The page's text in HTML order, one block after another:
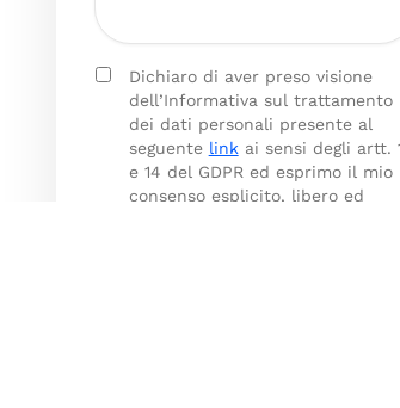
Dichiaro di aver preso visione
dell’Informativa sul trattamento
dei dati personali presente al
seguente linkai sensi degli artt.
e 14 del GDPR ed esprimo il mio
consenso esplicito, libero ed